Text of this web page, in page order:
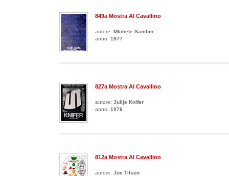
849a Mostra Al Cavallino
autore: MIchele Sambin
anno: 1977
827a Mostra Al Cavallino
autore: Julije Knifer
anno: 1976
812a Mostra Al Cavallino
autore: Joe Tilson